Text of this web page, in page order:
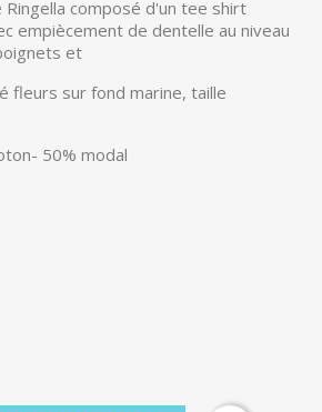
Ringella composé d'un tee shirt
empiècement de dentelle au niveau
et
fleurs sur fond marine, taille
50% modal